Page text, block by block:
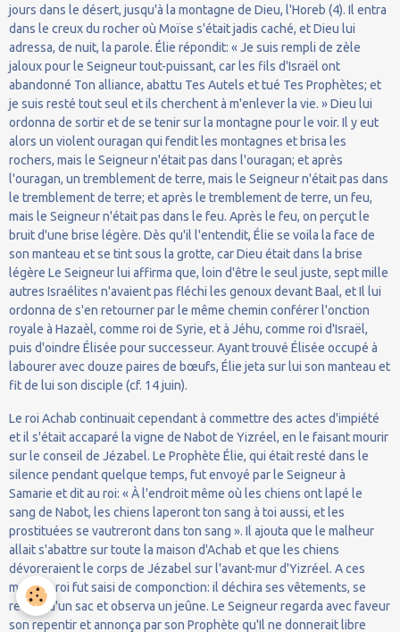
jours dans le désert, jusqu'à la montagne de Dieu, l'Horeb (4). Il entra
dans le creux du rocher où Moïse s'était jadis caché, et Dieu lui
adressa, de nuit, la parole. Élie répondit: « Je suis rempli de zèle
jaloux pour le Seigneur tout-puissant, car les fils d'Israël ont
abandonné Ton alliance, abattu Tes Autels et tué Tes Prophètes; et
je suis resté tout seul et ils cherchent à m'enlever la vie. » Dieu lui
ordonna de sortir et de se tenir sur la montagne pour le voir. Il y eut
alors un violent ouragan qui fendit les montagnes et brisa les
rochers, mais le Seigneur n'était pas dans l'ouragan; et après
l'ouragan, un tremblement de terre, mais le Seigneur n'était pas dans
le tremblement de terre; et après le tremblement de terre, un feu,
mais le Seigneur n'était pas dans le feu. Après le feu, on perçut le
bruit d'une brise légère. Dès qu'il l'entendit, Élie se voila la face de
son manteau et se tint sous la grotte, car Dieu était dans la brise
légère Le Seigneur lui affirma que, loin d'être le seul juste, sept mille
autres Israélites n'avaient pas fléchi les genoux devant Baal, et Il lui
ordonna de s'en retourner par le même chemin conférer l'onction
royale à Hazaèl, comme roi de Syrie, et à Jéhu, comme roi d'Israël,
puis d'oindre Élisée pour successeur. Ayant trouvé Élisée occupé à
labourer avec douze paires de bœufs, Élie jeta sur lui son manteau et
fit de lui son disciple (cf. 14 juin).
Le roi Achab continuait cependant à commettre des actes d'impiété
et il s'était accaparé la vigne de Nabot de Yizréel, en le faisant mourir
sur le conseil de Jézabel. Le Prophète Élie, qui était resté dans le
silence pendant quelque temps, fut envoyé par le Seigneur à
Samarie et dit au roi: « À l'endroit même où les chiens ont lapé le
sang de Nabot, les chiens laperont ton sang à toi aussi, et les
prostituées se vautreront dans ton sang ». Il ajouta que le malheur
allait s'abattre sur toute la maison d'Achab et que les chiens
dévoreraient le corps de Jézabel sur l'avant-mur d'Yizréel. A ces
mots, le roi fut saisi de componction: il déchira ses vêtements, se
revêtit d'un sac et observa un jeûne. Le Seigneur regarda avec faveur
son repentir et annonça par son Prophète qu'Il ne donnerait libre